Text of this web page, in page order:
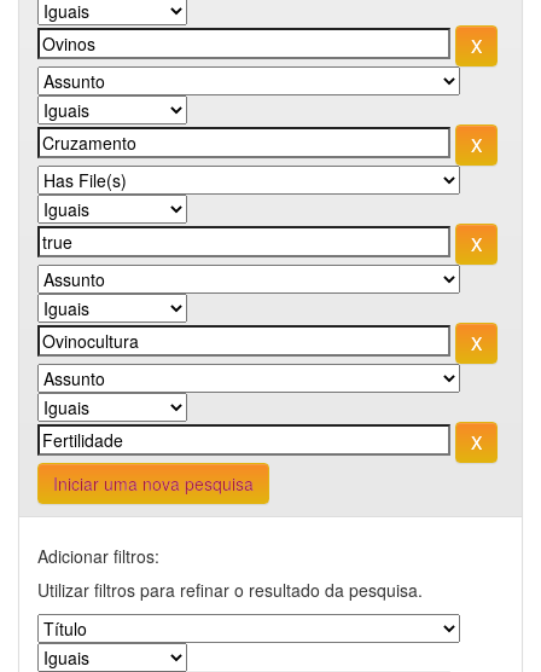
Iniciar uma nova pesquisa
Adicionar filtros:
Utilizar filtros para refinar o resultado da pesquisa.